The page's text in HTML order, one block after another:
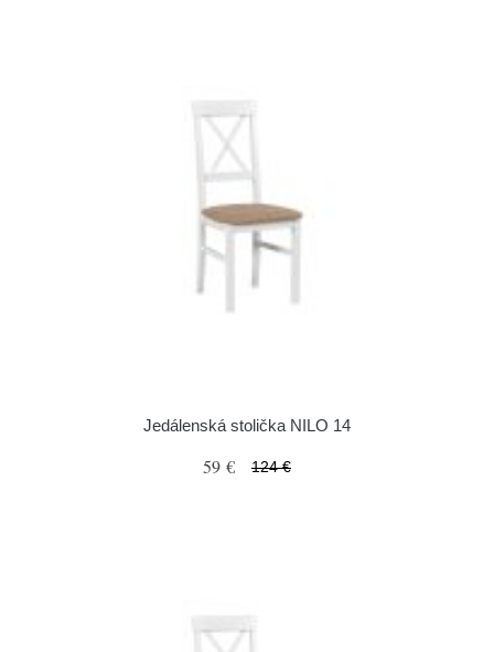
Jedálenská stolička NILO 14
59 € 124 €